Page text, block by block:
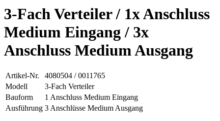
3-Fach Verteiler / 1x Anschluss
Medium Eingang / 3x
Anschluss Medium Ausgang
Artikel-Nr.
4080504 / 0011765
Modell
3-Fach Verteiler
Bauform
1 Anschluss Medium Eingang
Ausführung 3 Anschlüsse Medium Ausgang